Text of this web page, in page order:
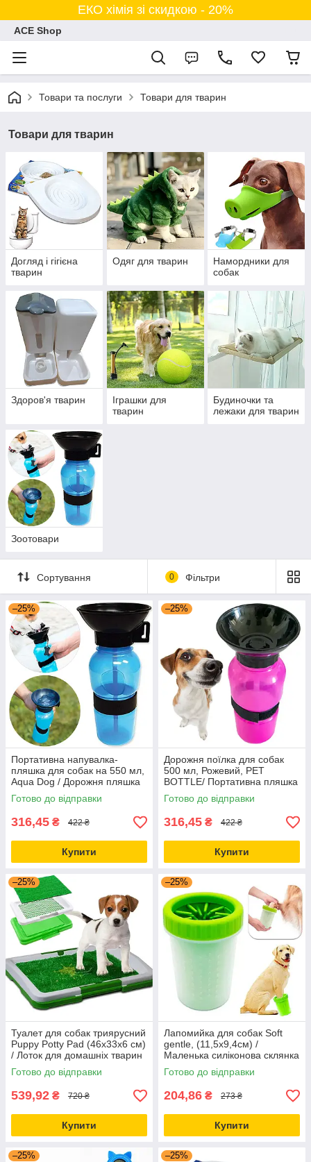
ЕКО хімія зі скидкою - 20%
ACE Shop
Товари та послуги Товари для тварин
Товари для тварин
Догляд і гігієна
тварин
Одяг для тварин
Намордники для
собак
Здоров'я тварин
Іграшки для
тварин
Будиночки та
лежаки для тварин
Зоотовари
Сортування 0 Фільтри
–25%
Портативна напувалка-
пляшка для собак на 550 мл,
Aqua Dog / Дорожня пляшка
для питної води для тварин
Готово до відправки
316,45 ₴ 422 ₴
Купити
–25%
Дорожня поїлка для собак
500 мл, Рожевий, PET
BOTTLE/ Портативна пляшка
поїльник для собак у дорогу
Готово до відправки
316,45 ₴ 422 ₴
Купити
–25%
Туалет для собак триярусний
Puppy Potty Pad (46х33х6 см)
/ Лоток для домашніх тварин
з імітацією трави
Готово до відправки
539,92 ₴ 720 ₴
Купити
–25%
Лапомийка для собак Soft
gentle, (11,5х9,4см) /
Маленька силіконова склянка
для миття лап
Готово до відправки
204,86 ₴ 273 ₴
Купити
–25% –25%